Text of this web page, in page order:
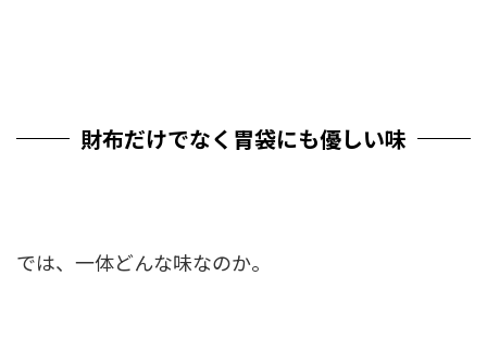
財布だけでなく胃袋にも優しい味
では、一体どんな味なのか。